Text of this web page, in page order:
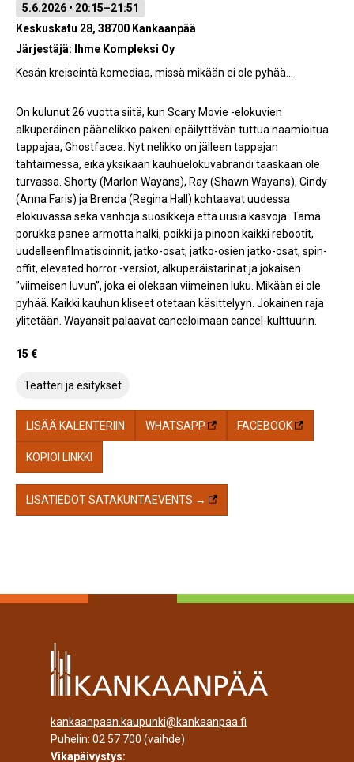
5.6.2026 • 20:15–21:51
Keskuskatu 28, 38700 Kankaanpää
Järjestäjä: Ihme Kompleksi Oy
Kesän kreiseintä komediaa, missä mikään ei ole pyhää...
On kulunut 26 vuotta siitä, kun Scary Movie -elokuvien
alkuperäinen päänelikko pakeni epäilyttävän tuttua naamioitua
tappajaa, Ghostfacea. Nyt nelikko on jälleen tappajan
tähtäimessä, eikä yksikään kauhuelokuvabrändi taaskaan ole
turvassa. Shorty (Marlon Wayans), Ray (Shawn Wayans), Cindy
(Anna Faris) ja Brenda (Regina Hall) kohtaavat uudessa
elokuvassa sekä vanhoja suosikkeja että uusia kasvoja. Tämä
porukka panee armotta halki, poikki ja pinoon kaikki rebootit,
uudelleenfilmatisoinnit, jatko-osat, jatko-osien jatko-osat, spin-
offit, elevated horror -versiot, alkuperäistarinat ja jokaisen
”viimeisen luvun”, joka ei olekaan viimeinen luku. Mikään ei ole
pyhää. Kaikki kauhun kliseet otetaan käsittelyyn. Jokainen raja
ylitetään. Wayansit palaavat canceloimaan cancel-kulttuurin.
15 €
Teatteri ja esitykset
LISÄÄ KALENTERIIN WHATSAPP FACEBOOK
KOPIOI LINKKI
LISÄTIEDOT SATAKUNTAEVENTS →
kankaanpaan.kaupunki@kankaanpaa.fi
Puhelin: 02 57 700 (vaihde)
Vikapäivystys: